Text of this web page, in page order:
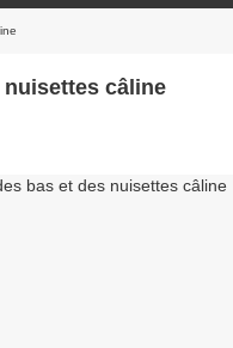
nuisettes câline